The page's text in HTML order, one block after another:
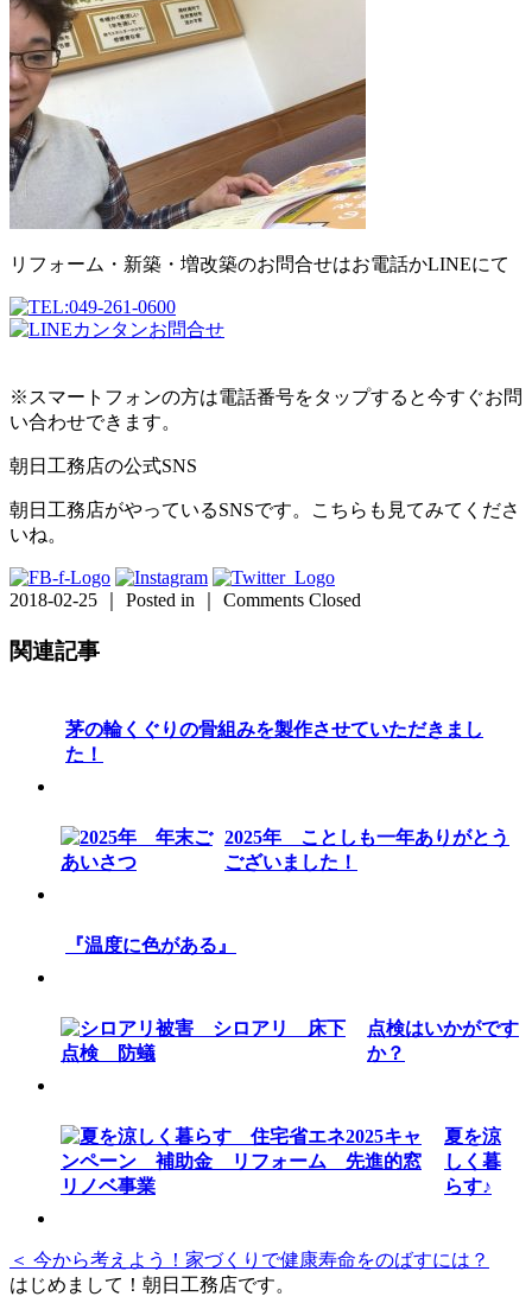
リフォーム・新築・増改築のお問合せはお電話かLINEにて
※スマートフォンの方は電話番号をタップすると今すぐお問
い合わせできます。
朝日工務店の公式SNS
朝日工務店がやっているSNSです。こちらも見てみてくださ
いね。
2018-02-25 ｜ Posted in ｜ Comments Closed
関連記事
茅の輪くぐりの骨組みを製作させていただきまし
た！
2025年 ことしも一年ありがとう
ございました！
『温度に色がある』
点検はいかがです
か？
夏を涼
しく暮
らす♪
＜ 今から考えよう！家づくりで健康寿命をのばすには？
はじめまして！朝日工務店です。